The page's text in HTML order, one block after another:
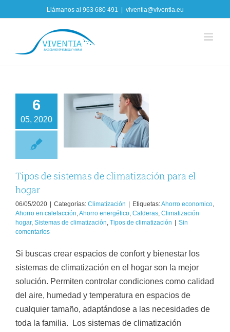
to
Llámanos al 963 680 491 viventia@viventia.eu
6
05, 2020
de sistemas
climatización
el hogar
Climatización
Tipos de sistemas de climatización para el
hogar
06/05/2020 Categorías: Climatización Etiquetas:Ahorro economico,
Ahorro en calefacción,Ahorro energético, Calderas, Climatización
hogar, Sistemas de climatización, Tipos de climatización
Sin
comentarios
Si buscas crear espacios de confort y bienestar los
sistemas de climatización en el hogar son la mejor
solución. Permiten controlar condiciones como calidad
del aire, humedad y temperatura en espacios de
cualquier tamaño, adaptándose a las necesidades de
toda la familia. Los sistemas de climatización